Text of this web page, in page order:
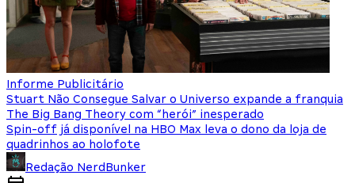
Informe Publicitário
Stuart Não Consegue Salvar o Universo expande a franquia
The Big Bang Theory com “herói” inesperado
Spin-off já disponível na HBO Max leva o dono da loja de
quadrinhos ao holofote
Redação NerdBunker